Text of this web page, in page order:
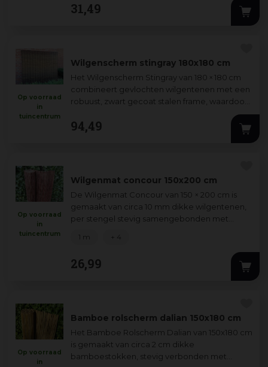
31,49
Wilgenscherm stingray 180x180 cm
Het Wilgenscherm Stingray van 180 × 180 cm
combineert gevlochten wilgentenen met een
robuust, zwart gecoat stalen frame, waardoor
Op voorraad
in
tuincentrum
94,49
Wilgenmat concour 150x200 cm
De Wilgenmat Concour van 150 × 200 cm is
gemaakt van circa 10 mm dikke wilgentenen,
per stengel stevig samengebonden met
Op voorraad
in
tuincentrum
26,99
1 m + 4
Bamboe rolscherm dalian 150x180 cm
Het Bamboe Rolscherm Dalian van 150x180 cm
is gemaakt van circa 2 cm dikke
bamboestokken, stevig verbonden met
Op voorraad
in